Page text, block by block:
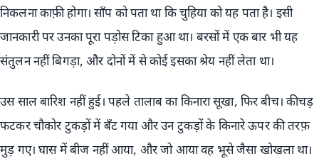
निकलना काफ़ी होगा। साँप को पता था कि चुहिया को यह पता है। इसी
जानकारी पर उनका पूरा पड़ोस टिका हुआ था। बरसों में एक बार भी यह
संतुलन नहीं बिगड़ा, और दोनों में से कोई इसका श्रेय नहीं लेता था।
उस साल बारिश नहीं हुई। पहले तालाब का किनारा सूखा, फिर बीच। कीचड़
फटकर चौकोर टुकड़ों में बँट गया और उन टुकड़ों के किनारे ऊपर की तरफ़
मुड़ गए। घास में बीज नहीं आया, और जो आया वह भूसे जैसा खोखला था।